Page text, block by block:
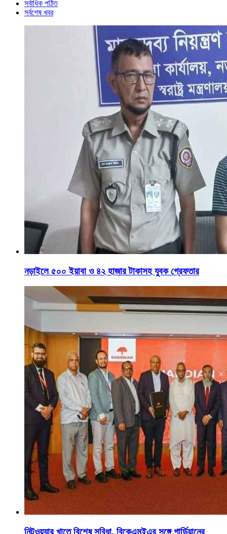
সর্বাধিক পঠিত
সর্বশেষ খবর
নড়াইলে ৫০০ ইয়াবা ও ৪২ হাজার টাকাসহ যুবক গ্রেফতার
নিটওয়্যার খাতে বিশেষ সুবিধা, বিকেএমইএর সঙ্গে গার্ডিয়ানের